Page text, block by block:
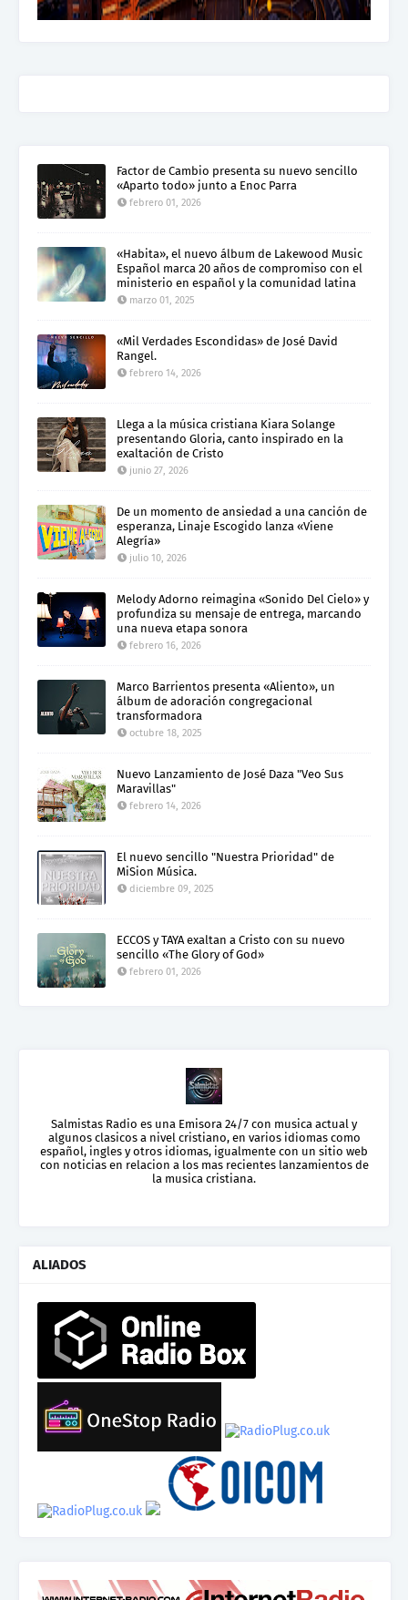
Factor de Cambio presenta su nuevo sencillo
«Aparto todo» junto a Enoc Parra
febrero 01, 2026
«Habita», el nuevo álbum de Lakewood Music
Español marca 20 años de compromiso con el
ministerio en español y la comunidad latina
marzo 01, 2025
«Mil Verdades Escondidas» de José David
Rangel.
febrero 14, 2026
Llega a la música cristiana Kiara Solange
presentando Gloria, canto inspirado en la
exaltación de Cristo
junio 27, 2026
De un momento de ansiedad a una canción de
esperanza, Linaje Escogido lanza «Viene
Alegría»
julio 10, 2026
Melody Adorno reimagina «Sonido Del Cielo» y
profundiza su mensaje de entrega, marcando
una nueva etapa sonora
febrero 16, 2026
Marco Barrientos presenta «Aliento», un
álbum de adoración congregacional
transformadora
octubre 18, 2025
Nuevo Lanzamiento de José Daza "Veo Sus
Maravillas"
febrero 14, 2026
El nuevo sencillo "Nuestra Prioridad" de
MiSion Música.
diciembre 09, 2025
ECCOS y TAYA exaltan a Cristo con su nuevo
sencillo «The Glory of God»
febrero 01, 2026
Salmistas Radio es una Emisora 24/7 con musica actual y
algunos clasicos a nivel cristiano, en varios idiomas como
español, ingles y otros idiomas, igualmente con un sitio web
con noticias en relacion a los mas recientes lanzamientos de
la musica cristiana.
ALIADOS